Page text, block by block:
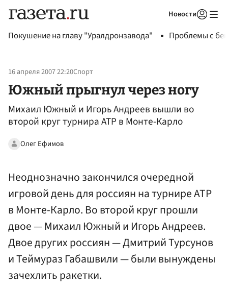
Новости
Покушение на главу "Уралдронзавода" Проблемы с
16 апреля 2007 22:20Спорт
Южный прыгнул через ногу
Михаил Южный и Игорь Андреев вышли во
второй круг турнира АТР в Монте-Карло
Олег Ефимов
Неоднозначно закончился очередной
игровой день для россиян на турнире АТР
в Монте-Карло. Во второй круг прошли
двое — Михаил Южный и Игорь Андреев.
Двое других россиян — Дмитрий Турсунов
и Теймураз Габашвили — были вынуждены
зачехлить ракетки.